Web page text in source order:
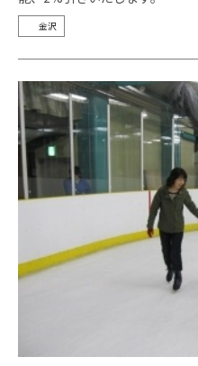
金沢